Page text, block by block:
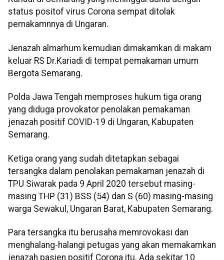
status positof virus Corona sempat ditolak
pemakamnnya di Ungaran.
Jenazah almarhum kemudian dimakamkan di makam
keluar RS Dr.Kariadi di tempat pemakaman umum
Bergota Semarang.
Polda Jawa Tengah memproses hukum tiga orang
yang diduga provokator penolakan pemakaman
jenazah positif COVID-19 di Ungaran, Kabupaten
Semarang.
Ketiga orang yang sudah ditetapkan sebagai
tersangka dalam penolakan pemakaman jenazah di
TPU Siwarak pada 9 April 2020 tersebut masing-
masing THP (31) BSS (54) dan S (60) masing-masing
warga Sewakul, Ungaran Barat, Kabupaten Semarang.
Para tersangka itu berusaha memrovokasi dan
menghalang-halangi petugas yang akan memakamkan
jenazah pasien positif Corona itu. Ada sekitar 10